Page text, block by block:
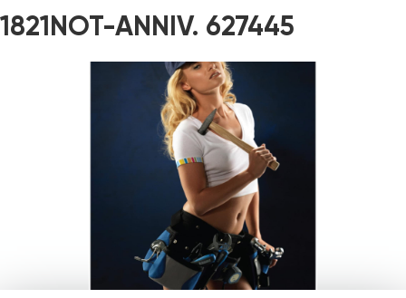
1821NOT-ANNIV. 627445